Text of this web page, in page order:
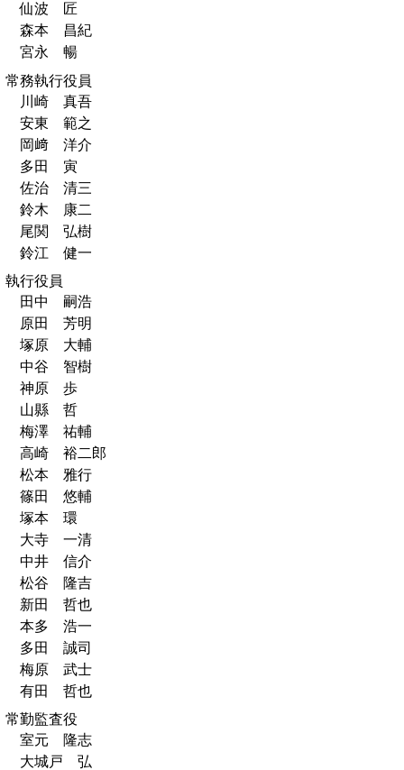
仙波 匠
森本 昌紀
宮永 暢
常務執行役員
川崎 真吾
安東 範之
岡﨑 洋介
多田 寅
佐治 清三
鈴木 康二
尾関 弘樹
鈴江 健一
執行役員
田中 嗣浩
原田 芳明
塚原 大輔
中谷 智樹
神原 歩
山縣 哲
梅澤 祐輔
高崎 裕二郎
松本 雅行
篠田 悠輔
塚本 環
大寺 一清
中井 信介
松谷 隆吉
新田 哲也
本多 浩一
多田 誠司
梅原 武士
有田 哲也
常勤監査役
室元 隆志
大城戸 弘